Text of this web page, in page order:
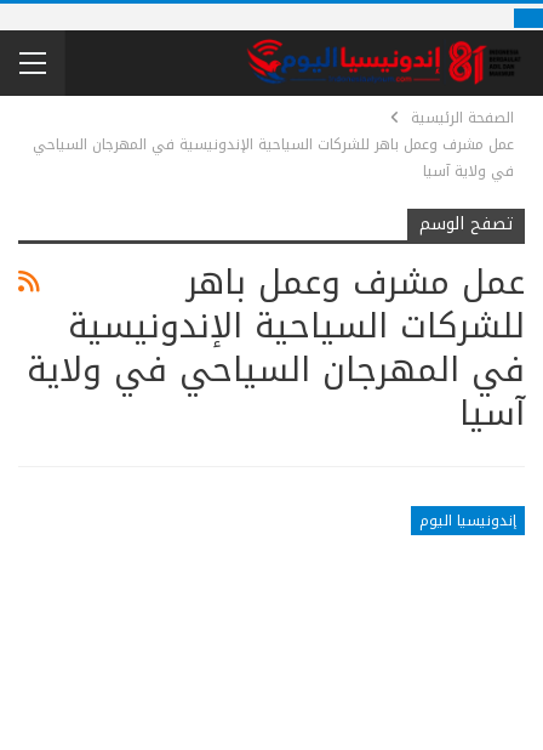
الصفحة الرئيسية
عمل مشرف وعمل باهر للشركات السياحية الإندونيسية في المهرجان السياحي
في ولاية آسيا
تصفح الوسم
عمل مشرف وعمل باهر
للشركات السياحية الإندونيسية
في المهرجان السياحي في ولاية
آسيا
إندونيسيا اليوم